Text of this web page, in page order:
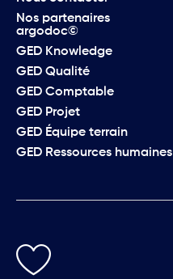
Nos partenaires
argodoc©
GED Knowledge
GED Qualité
GED Comptable
GED Projet
GED Équipe terrain
GED Ressources humaines